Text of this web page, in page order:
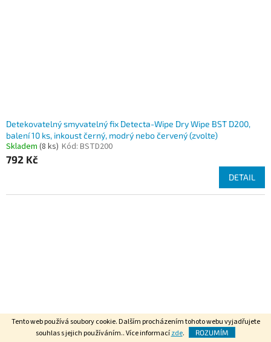
Tento web používá soubory cookie. Dalším procházením tohoto webu vyjadřujete
souhlas s jejich používáním.. Více informacízde. ROZUMÍM
Detekovatelný smyvatelný fix Detecta-Wipe Dry Wipe BST D200,
balení 10 ks, inkoust černý, modrý nebo červený (zvolte)
Skladem (8 ks) Kód: BSTD200
792 Kč
DETAIL